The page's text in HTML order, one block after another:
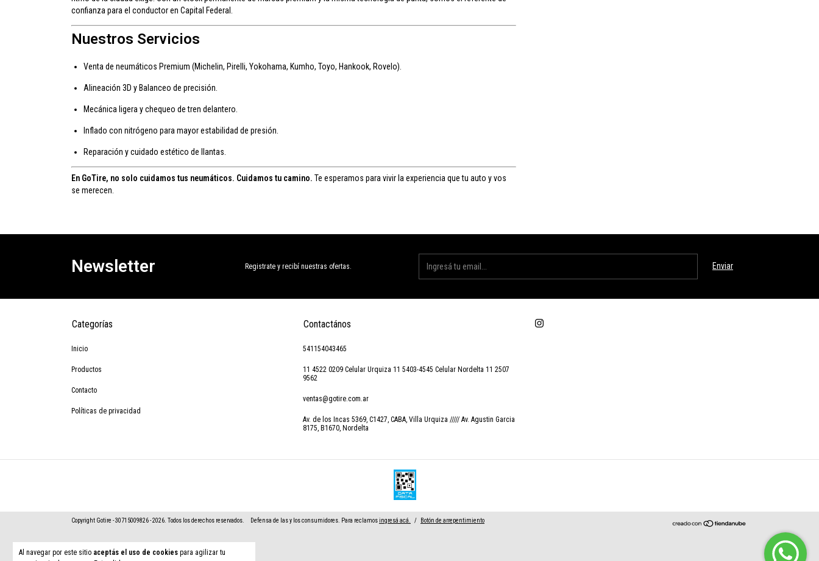
Al navegar por este sitio aceptás el uso de cookies para agilizar tu
confianza para el conductor en Capital Federal.
Nuestros Servicios
Venta de neumáticos Premium (Michelin, Pirelli, Yokohama, Kumho, Toyo, Hankook, Rovelo).
Alineación 3D y Balanceo de precisión.
Mecánica ligera y chequeo de tren delantero.
Inflado con nitrógeno para mayor estabilidad de presión.
Reparación y cuidado estético de llantas.
En GoTire, no solo cuidamos tus neumáticos. Cuidamos tu camino. Te esperamos para vivir la experiencia que tu auto y vos
se merecen.
Newsletter Registrate y recibí nuestras ofertas.
Categorías
Inicio
Productos
Contacto
Políticas de privacidad
Contactános
541154043465
11 4522 0209 Celular Urquiza 11 5403-4545 Celular Nordelta 11 2507
9562
ventas@gotire.com.ar
Av. de los Incas 5369, C1427, CABA, Villa Urquiza ///// Av. Agustin Garcia
8175, B1670, Nordelta
Copyright Gotire - 30715009826 - 2026. Todos los derechos reservados. Defensa de las y los consumidores. Para reclamosingresá acá. / Botón de arrepentimiento